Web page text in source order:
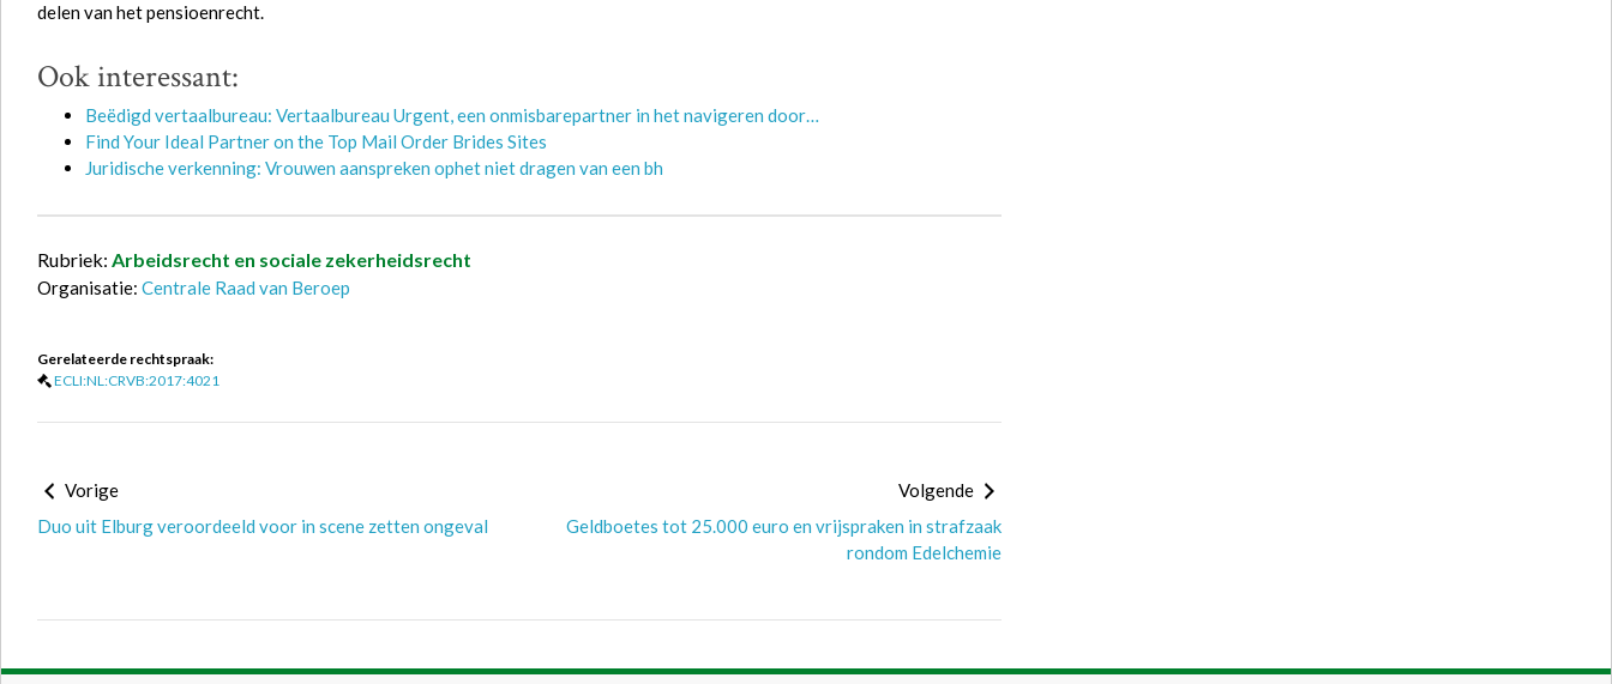
delen van het pensioenrecht.
Ook interessant:
Beëdigd vertaalbureau: Vertaalbureau Urgent, een onmisbarepartner in het navigeren door…
Find Your Ideal Partner on the Top Mail Order Brides Sites
Juridische verkenning: Vrouwen aanspreken ophet niet dragen van een bh
Rubriek: Arbeidsrecht en sociale zekerheidsrecht
Organisatie: Centrale Raad van Beroep
Gerelateerde rechtspraak:
ECLI:NL:CRVB:2017:4021
Vorige
Duo uit Elburg veroordeeld voor in scene zetten ongeval
Volgende
Geldboetes tot 25.000 euro en vrijspraken in strafzaak
rondom Edelchemie